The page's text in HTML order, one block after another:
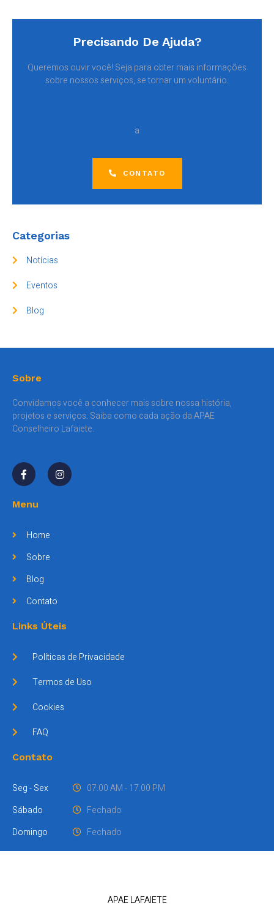
Precisando De Ajuda?
Queremos ouvir você! Seja para obter mais informações
sobre nossos serviços, se tornar um voluntário.
a
CONTATO
Categorias
Notícias
Eventos
Blog
Sobre
Convidamos você a conhecer mais sobre nossa história,
projetos e serviços. Saiba como cada ação da APAE
Conselheiro Lafaiete.
Menu
Home
Sobre
Blog
Contato
Links Úteis
Políticas de Privacidade
Termos de Uso
Cookies
FAQ
Contato
Seg - Sex
Sábado
Domingo
07.00 AM - 17.00 PM
Fechado
Fechado
APAE LAFAIETE